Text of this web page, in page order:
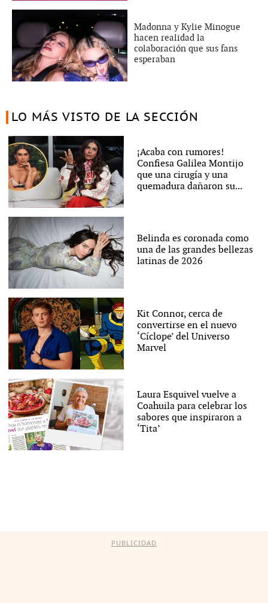
Madonna y Kylie Minogue
hacen realidad la
colaboración que sus fans
esperaban
LO MÁS VISTO DE LA SECCIÓN
¡Acaba con rumores!
Confiesa Galilea Montijo
que una cirugía y una
quemadura dañaron su...
Belinda es coronada como
una de las grandes bellezas
latinas de 2026
Kit Connor, cerca de
convertirse en el nuevo
‘Cíclope’ del Universo
Marvel
Laura Esquivel vuelve a
Coahuila para celebrar los
sabores que inspiraron a
‘Tita’
PUBLICIDAD